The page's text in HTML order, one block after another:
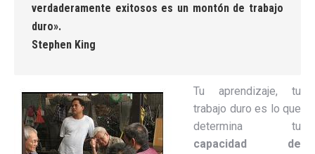
verdaderamente exitosos es un montón de trabajo
duro».
Stephen King
Tu aprendizaje, tu
trabajo duro es lo que
determina tu
capacidad de